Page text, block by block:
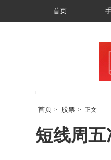
首页
首页 > 股票 > 正文
短线周